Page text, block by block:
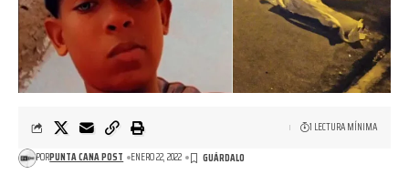
PORPUNTA CANA POST ENERO 22, 2022
1 LECTURA MÍNIMA